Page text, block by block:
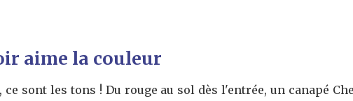
aime la couleur
ce sont les tons ! Du rouge au sol dès l'entrée, un canapé